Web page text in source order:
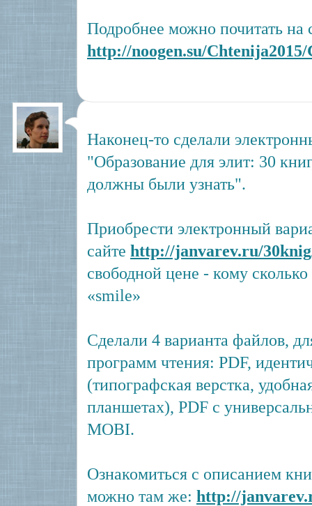
Подробнее можно почитать на
http://noogen.su/
Наконец-то сделали
"Образование для элит: 30
должны были узнать".
Приобрести электронный
сайте http://janvarev.ru/30knig
свободной цене - кому
«smile»
Сделали 4 варианта файлов,
программ чтения: PDF,
(типографская верстка,
планшетах), PDF с
MOBI.
Ознакомиться с описанием
можно там же: http://